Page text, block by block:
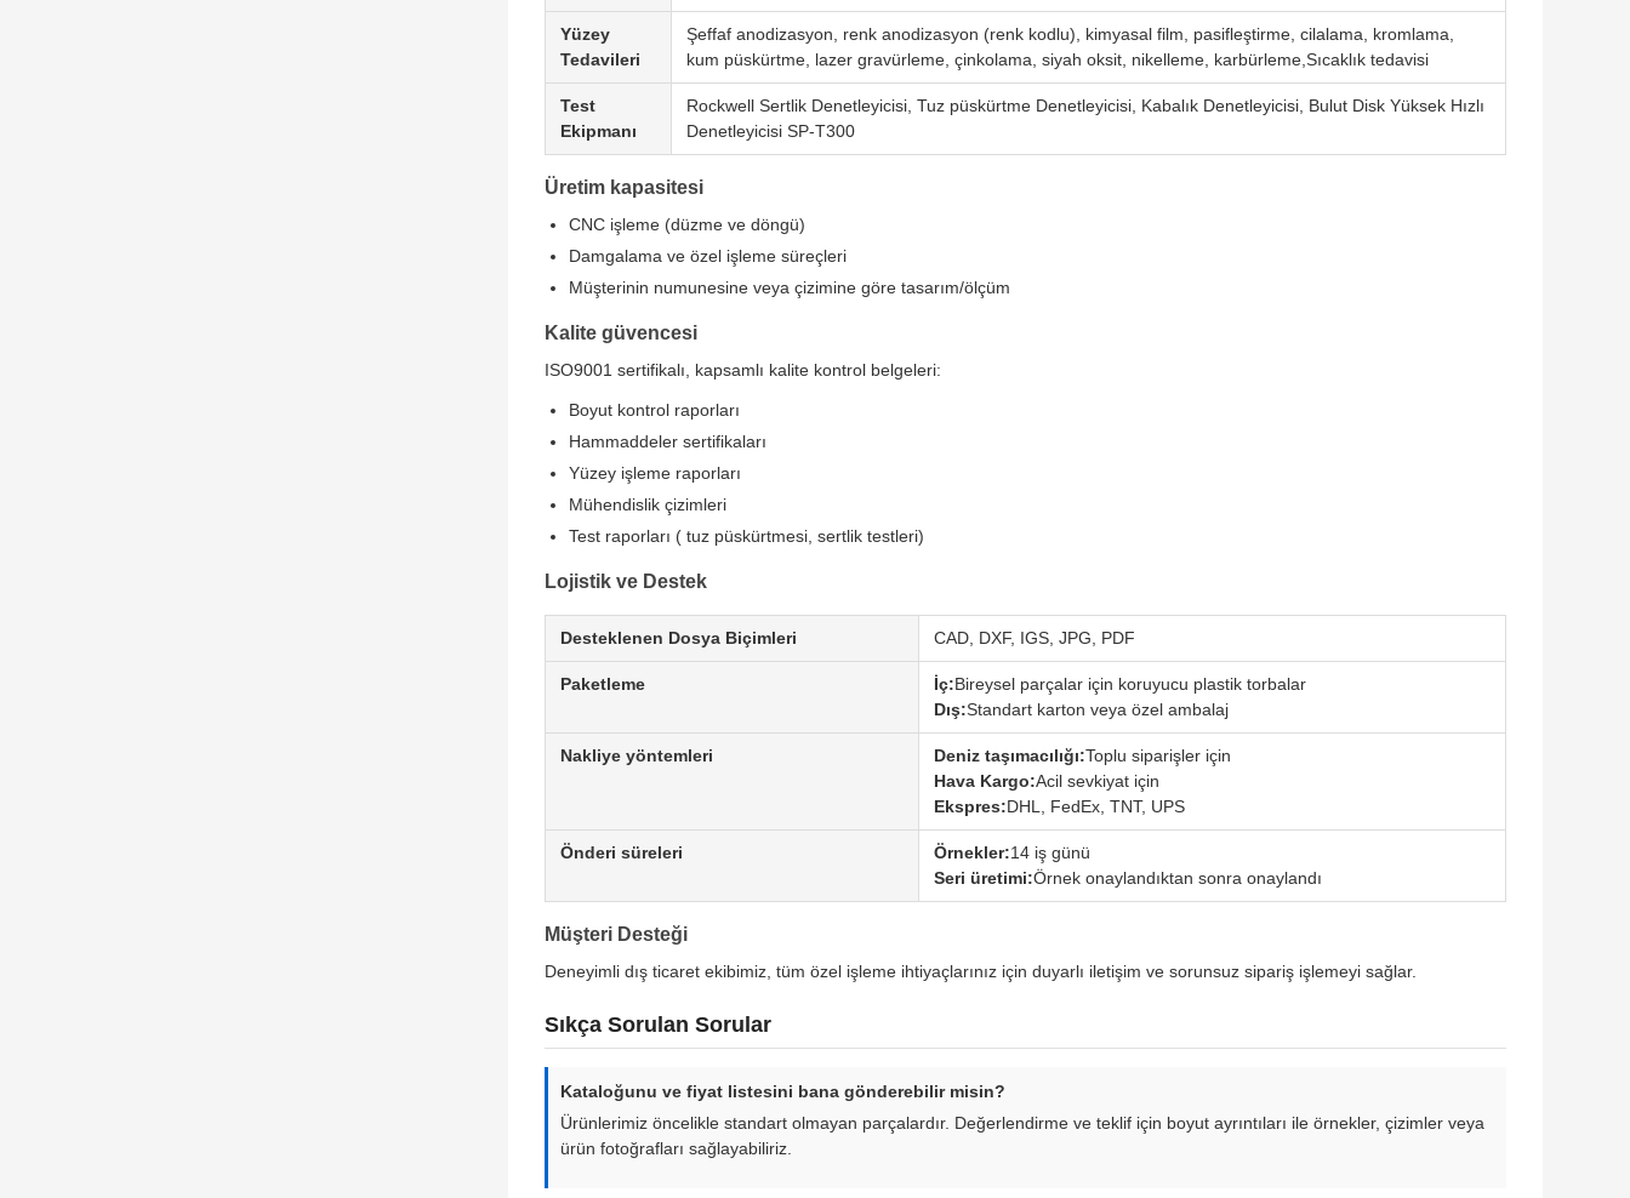
Yüzey
Tedavileri
Şeffaf anodizasyon, renk anodizasyon (renk kodlu), kimyasal film, pasifleştirme, cilalama, kromlama,
kum püskürtme, lazer gravürleme, çinkolama, siyah oksit, nikelleme, karbürleme,Sıcaklık tedavisi
Test
Ekipmanı
Rockwell Sertlik Denetleyicisi, Tuz püskürtme Denetleyicisi, Kabalık Denetleyicisi, Bulut Disk Yüksek Hızlı
Denetleyicisi SP-T300
Üretim kapasitesi
CNC işleme (düzme ve döngü)
Damgalama ve özel işleme süreçleri
Müşterinin numunesine veya çizimine göre tasarım/ölçüm
Kalite güvencesi
ISO9001 sertifikalı, kapsamlı kalite kontrol belgeleri:
Boyut kontrol raporları
Hammaddeler sertifikaları
Yüzey işleme raporları
Mühendislik çizimleri
Test raporları ( tuz püskürtmesi, sertlik testleri)
Lojistik ve Destek
Desteklenen Dosya Biçimleri CAD, DXF, IGS, JPG, PDF
Paketleme İç:Bireysel parçalar için koruyucu plastik torbalar
Dış:Standart karton veya özel ambalaj
Nakliye yöntemleri Deniz taşımacılığı:Toplu siparişler için
Hava Kargo:Acil sevkiyat için
Ekspres:DHL, FedEx, TNT, UPS
Önderi süreleri Örnekler:14 iş günü
Seri üretimi:Örnek onaylandıktan sonra onaylandı
Müşteri Desteği
Deneyimli dış ticaret ekibimiz, tüm özel işleme ihtiyaçlarınız için duyarlı iletişim ve sorunsuz sipariş işlemeyi sağlar.
Sıkça Sorulan Sorular
Kataloğunu ve fiyat listesini bana gönderebilir misin?
Ürünlerimiz öncelikle standart olmayan parçalardır. Değerlendirme ve teklif için boyut ayrıntıları ile örnekler, çizimler veya
ürün fotoğrafları sağlayabiliriz.